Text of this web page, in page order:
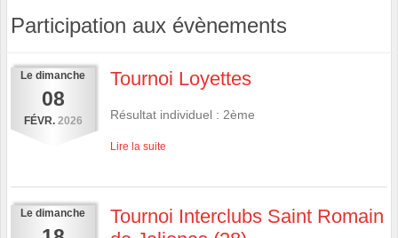
Participation aux évènements
Le dimanche
08
FÉVR. 2026
Tournoi Loyettes
Résultat individuel : 2ème
Lire la suite
Le dimanche
Tournoi Interclubs Saint Romain